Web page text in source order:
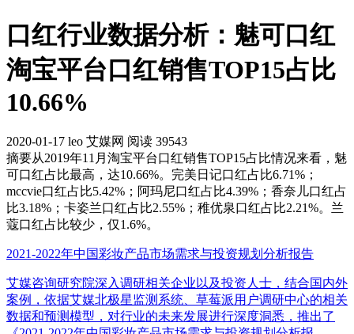
口红行业数据分析：魅可口红
淘宝平台口红销售TOP15占比
10.66%
2020-01-17 leo 艾媒网 阅读 39543
摘要从2019年11月淘宝平台口红销售TOP15占比情况来看，魅
可口红占比最高，达10.66%。完美日记口红占比6.71%；
mccvie口红占比5.42%；阿玛尼口红占比4.39%；香奈儿口红占
比3.18%；卡姿兰口红占比2.55%；稚优泉口红占比2.21%。兰
蔻口红占比较少，仅1.6%。
2021-2022年中国彩妆产品市场需求与投资规划分析报告
艾媒咨询研究院深入调研相关企业以及投资人士，结合国内外
案例，依据艾媒北极星监测系统、草莓派用户调研中心的相关
数据和预测模型，对行业的未来发展进行深度洞悉，推出了